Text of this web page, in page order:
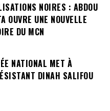
NOIRES : ABDOU
OUVRE UNE NOUVELLE
DU MCN
NATIONAL MET À
DINAH SALIFOU